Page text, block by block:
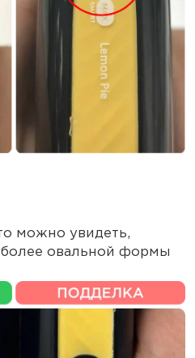
можно увидеть,
овальной формы